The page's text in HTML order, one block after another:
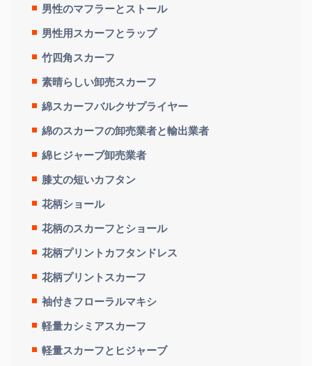
男性のマフラーとストール
男性用スカーフとラップ
竹四角スカーフ
素晴らしい卸売スカーフ
綿スカーフバルクサプライヤー
綿のスカーフの卸売業者と輸出業者
綿ヒジャーブ卸売業者
膝丈の短いカフタン
花柄ショール
花柄のスカーフとショール
花柄プリントカフタンドレス
花柄プリントスカーフ
袖付きフローラルマキシ
軽量カシミアスカーフ
軽量スカーフとヒジャーブ